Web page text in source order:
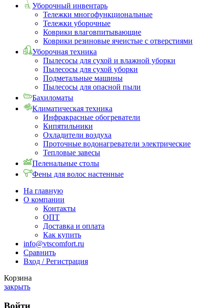
Уборочный инвентарь
Тележки многофункциональные
Тележки уборочные
Коврики влаговпитывающие
Коврики резиновые ячеистые с отверстиями
Уборочная техника
Пылесосы для сухой и влажной уборки
Пылесосы для сухой уборки
Подметальные машины
Пылесосы для опасной пыли
Бахиломаты
Климатическая техника
Инфракрасные обогреватели
Кипятильники
Охладители воздуха
Проточные водонагреватели электрические
Тепловые завесы
Пеленальные столы
Фены для волос настенные
На главную
О компании
Контакты
ОПТ
Доставка и оплата
Как купить
info@vtscomfort.ru
Сравнить
Вход / Регистрация
Корзина
закрыть
Войти